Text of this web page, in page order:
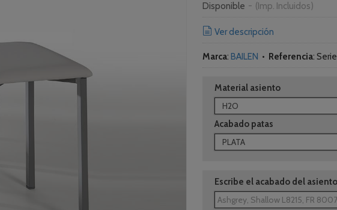
Disponible - (Imp. Incluidos)
Ver descripción
Marca: BAILEN • Referencia:
Material asiento
Acabado patas
Escribe el acabado del